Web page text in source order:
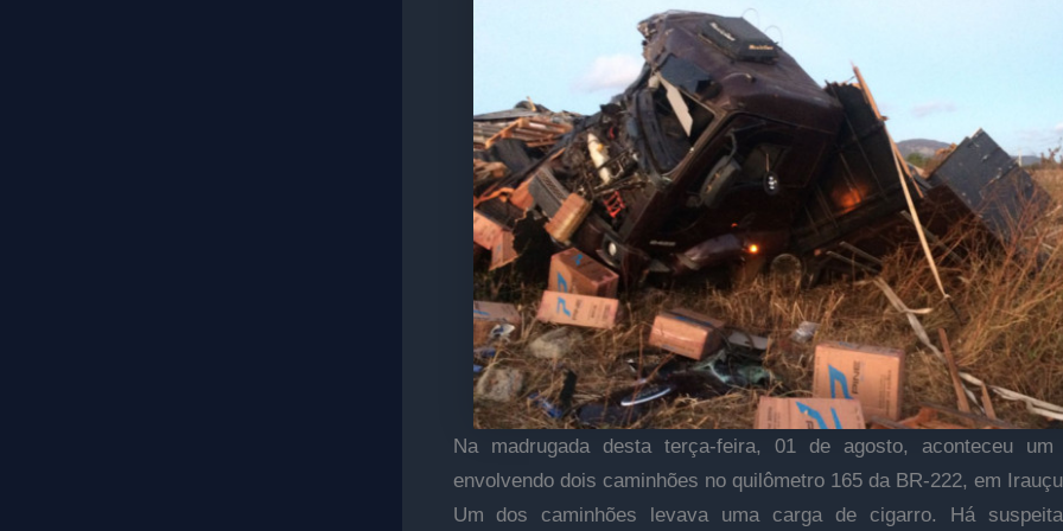
Na madrugada desta terça-feira, 01 de agosto, aconteceu um
envolvendo dois caminhões no quilômetro 165 da BR-222, em
Um dos caminhões levava uma carga de cigarro. Há